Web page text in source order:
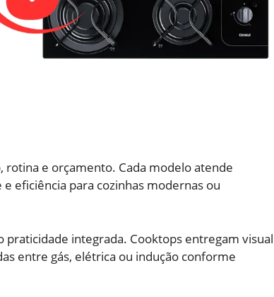
rotina e orçamento. Cada modelo atende
eficiência para cozinhas modernas ou
integrada. Cooktops entregam visual
entre gás, elétrica ou indução conforme